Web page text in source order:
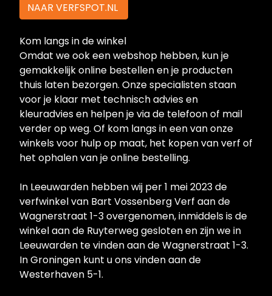
NAAR VERFSPOT.NL
Kom langs in de winkel
Omdat we ook een webshop hebben, kun je
gemakkelijk online bestellen en je producten
thuis laten bezorgen. Onze specialisten staan
voor je klaar met technisch advies en
kleuradvies en helpen je via de telefoon of mail
verder op weg. Of kom langs in een van onze
winkels voor hulp op maat, het kopen van verf of
het ophalen van je online bestelling.
In Leeuwarden hebben wij per 1 mei 2023 de
verfwinkel van Bart Vossenberg Verf aan de
Wagnerstraat 1-3 overgenomen, inmiddels is de
winkel aan de Ruyterweg gesloten en zijn we in
Leeuwarden te vinden aan de Wagnerstraat 1-3.
In Groningen kunt u ons vinden aan de
Westerhaven 5-1.